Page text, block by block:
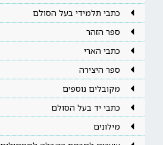
כתבי תלמידי בעל הסולם
ספר הזהר
כתבי הארי
ספר היצירה
מקובלים נוספים
כתבי יד בעל הסולם
מילונים